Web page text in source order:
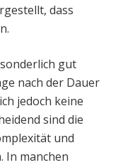
dass
gut
nach der Dauer
jedoch keine
sind die
und
In manchen